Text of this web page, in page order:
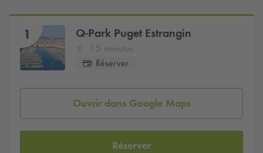
1 Q-Park Puget Estrangin
15 minutes
Réserver
Ouvrir dans Google Maps
Réserver